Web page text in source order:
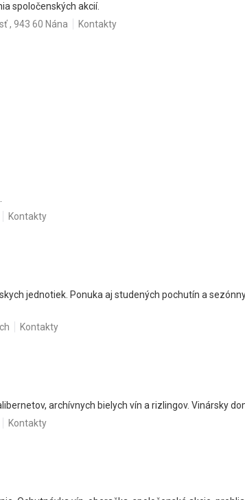
spoločenských akcií.
, 943 60 Nána Kontakty
Kontakty
jednotiek. Ponuka aj studených pochutín a
Kontakty
archívnych bielych vín a rizlingov. Vinársky
Kontakty